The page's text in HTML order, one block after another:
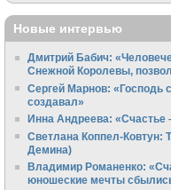
Новые интервью
Дмитрий Бабич:
Снежной Королевы,
Сергей Марнов: «Господь
создавал»
Инна Андреева: «Счастье
Светлана Коппел-Ковтун:
Демина)
Владимир Романенко:
юношеские мечты